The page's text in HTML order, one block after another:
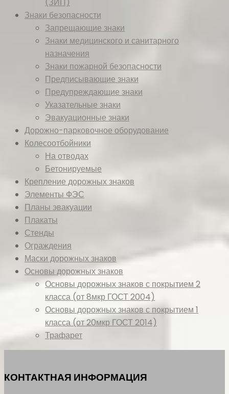
Знаки безопасности
Запрещающие знаки
Знаки медицинского и санитарного
назначения
Знаки пожарной безопасности
Предписывающие знаки
Предупреждающие знаки
Указательные знаки
Эвакуационные знаки
Дорожно-парковочное оборудование
Колесоотбойники
На отводах
Бетонируемые
Крепление дорожных знаков
Элементы ФЭС
Планы эвакуации
Плакаты
Стенды
Ограждения
Маски дорожных знаков
Основы дорожных знаков
Основы дорожных знаков с покрытием 2
класса (от 8мкр ГОСТ 2004)
Основы дорожных знаков с покрытием 1
класса (от 20мкр ГОСТ 2014)
Трафарет
КОНТАКТНАЯ ИНФОРМАЦИЯ